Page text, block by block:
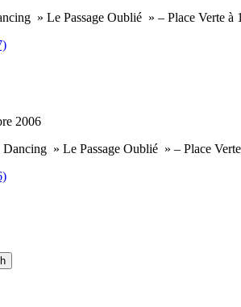
» Le Passage Oublié » – Place Verte
2006
» Le Passage Oublié » – Place